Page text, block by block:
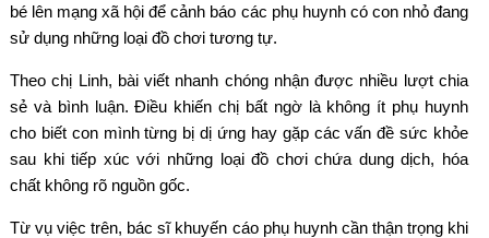
bé lên mạng xã hội để cảnh báo các phụ huynh có con nhỏ đang
sử dụng những loại đồ chơi tương tự.
Theo chị Linh, bài viết nhanh chóng nhận được nhiều lượt chia
sẻ và bình luận. Điều khiến chị bất ngờ là không ít phụ huynh
cho biết con mình từng bị dị ứng hay gặp các vấn đề sức khỏe
sau khi tiếp xúc với những loại đồ chơi chứa dung dịch, hóa
chất không rõ nguồn gốc.
Từ vụ việc trên, bác sĩ khuyến cáo phụ huynh cần thận trọng khi